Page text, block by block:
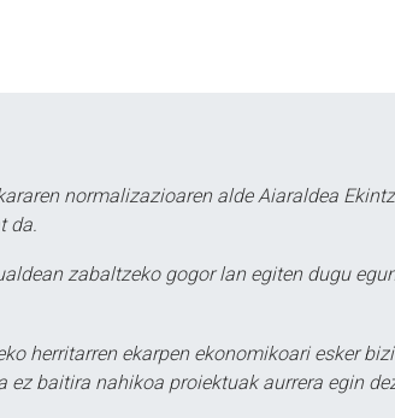
normalizazioaren alde Aiaraldea
da.
zabaltzeko gogor lan egiten dugu
herritarren ekarpen ekonomikoari esker
baitira nahikoa proiektuak aurrera egin